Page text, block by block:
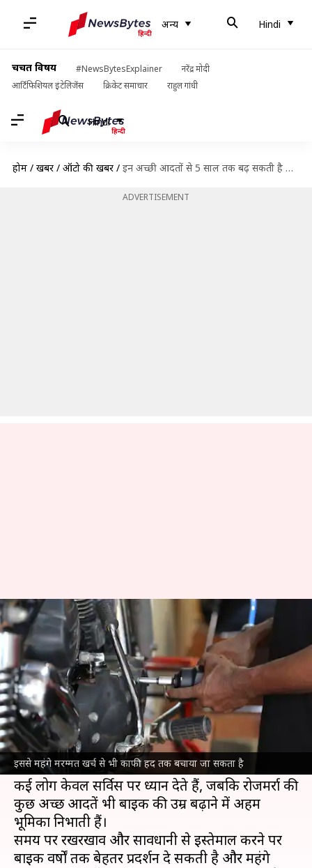
अन्य Hindi
चर्चित विषय #NewsBytesExplainer
नरेंद्र मोदी
आर्टिफिशियल इंटेलिजेंस
क्रिकेट समाचार राहुल गांधी
Hindi
होम / खबरें / ऑटो की खबरें / इन अच्छी आदतों से 5 साल तक बढ़ सकती है आपकी बाइक की उम्र
ADVERTISEMENT
इससे महंगे मरम्मत खर्च से भी काफी हद तक बचाया जा सकता है
इन अच्छी आदतों से 5 साल तक बढ़
सकती है आपकी बाइक की उम्र
लेखन बिश्वजीत कुमार Jul 09, 2026 09:38 am
क्या है खबर?
बाइकखरीदना आसान है, लेकिन उसे लंबे समय तक
अच्छी हालत में बनाए रखना सही देखभाल पर निर्भर करता
है।
कई लोग केवल सर्विस पर ध्यान देते हैं, जबकि रोजमर्रा की
कुछ अच्छी आदतें भी बाइक की उम्र बढ़ाने में अहम
भूमिका निभाती हैं।
समय पर रखरखाव और सावधानी से इस्तेमाल करने पर
बाइक वर्षों तक बेहतर प्रदर्शन दे सकती है और महंगे